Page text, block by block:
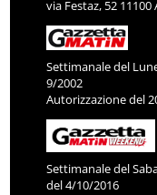
via Festaz, 52 11100
Settimanale del
9/2002
Autorizzazione del
Settimanale del
del 4/10/2016